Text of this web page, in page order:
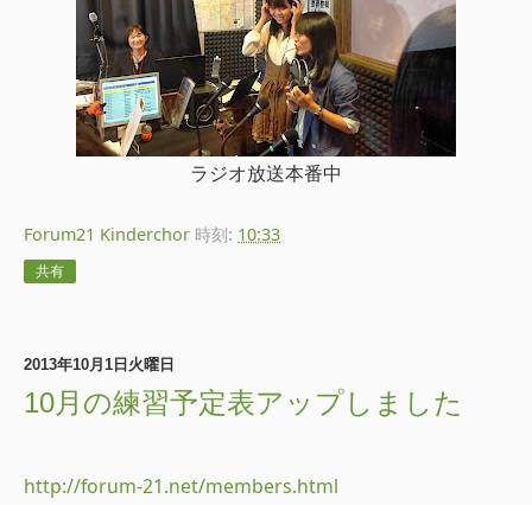
ラジオ放送本番中
Forum21 Kinderchor 時刻: 10:33
共有
2013年10月1日火曜日
10月の練習予定表アップしました
http://forum-21.net/members.html